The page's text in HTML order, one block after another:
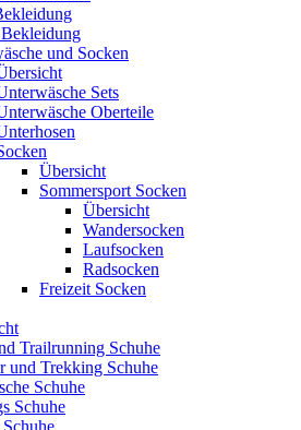
und Socken
Sets
Oberteile
Übersicht
Sommersport Socken
Übersicht
Wandersocken
Laufsocken
Radsocken
Freizeit Socken
Trailrunning Schuhe
und Trekking Schuhe
Schuhe
Schuhe